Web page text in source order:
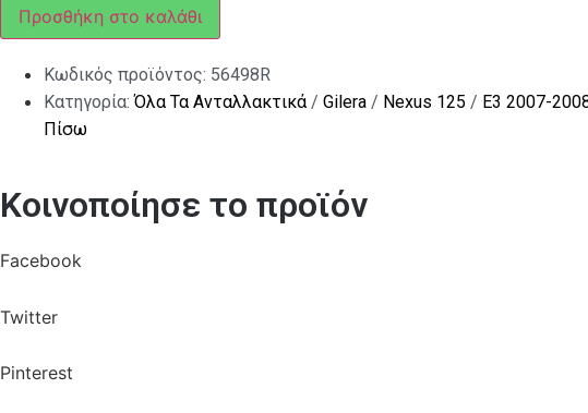
Χ8-
Χ9
500-
NEX-
MP3
ποσότητα
Προσθήκη στο καλάθι
Κωδικός προϊόντος: 56498R
Κατηγορία:Όλα Τα Ανταλλακτικά/ Gilera / Nexus 125 / E3 2007-
Πίσω
Κοινοποίησε το προϊόν
Facebook
Twitter
Pinterest